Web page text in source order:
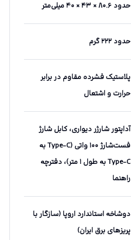
حدود ۸۰.۶ × ۴۳ × ۴۰ میلی‌متر
حدود ۲۲۲ گرم
پلاستیک فشرده مقاوم در برابر
حرارت و اشتعال
آداپتور شارژر دیواری، کابل شارژ
فست‌شارژ ۱۰۰ واتی (Type-C به
Type-C به طول ۱ متر)، دفترچه
راهنما
دوشاخه استاندارد اروپا (سازگار با
پریزهای برق ایران)